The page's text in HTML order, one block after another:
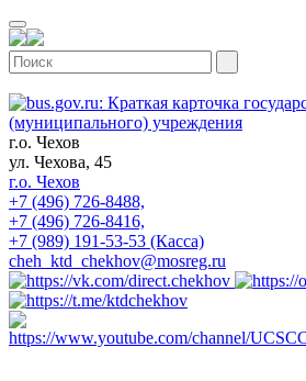
г.о. Чехов
ул. Чехова, 45
г.о. Чехов
+7 (496) 726-8488,
+7 (496) 726-8416,
+7 (989) 191-53-53 (Касса)
cheh_ktd_chekhov@mosreg.ru